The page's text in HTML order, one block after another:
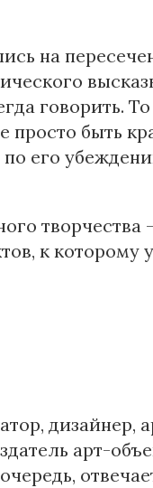
на
говорить. То
просто быть
его
творчества
к которому
дизайнер,
арт-